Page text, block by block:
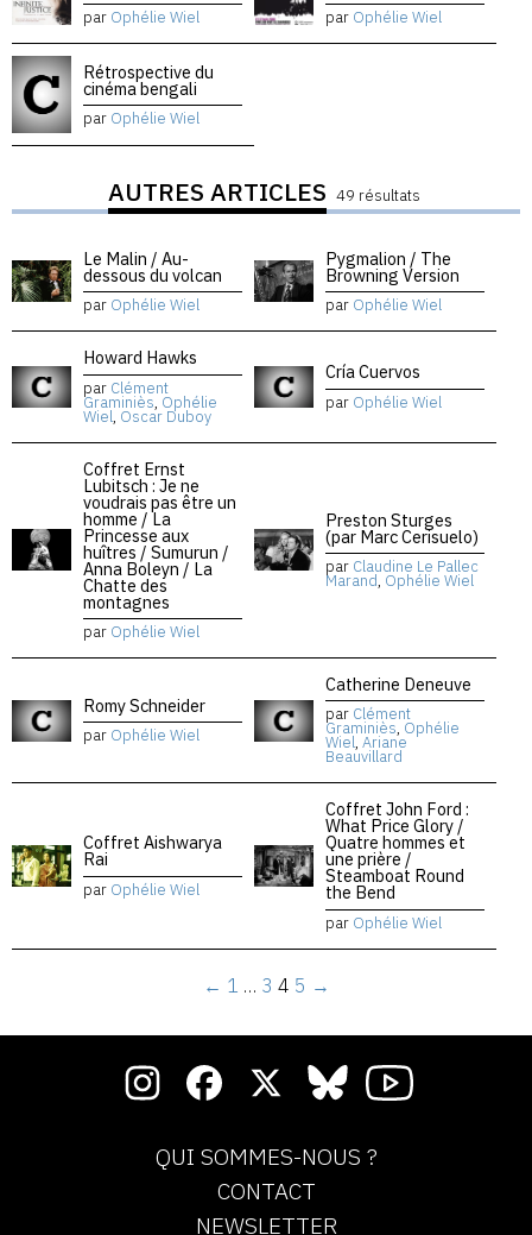
par Ophélie Wiel par Ophélie Wiel
Rétrospective du
cinéma bengali
par Ophélie Wiel
AUTRES ARTICLES 49 résultats
Le Malin / Au-
dessous du volcan
par Ophélie Wiel
Pygmalion / The
Browning Version
par Ophélie Wiel
Howard Hawks
par Clément
Graminiès, Ophélie
Wiel, Oscar Duboy
Cría Cuervos
par Ophélie Wiel
Coffret Ernst
Lubitsch : Je ne
voudrais pas être un
homme / La
Princesse aux
huîtres / Sumurun /
Anna Boleyn / La
Chatte des
montagnes
par Ophélie Wiel
Preston Sturges
(par Marc Cerisuelo)
par Claudine Le Pallec
Marand, Ophélie Wiel
Romy Schneider
par Ophélie Wiel
Catherine Deneuve
par Clément
Graminiès, Ophélie
Wiel, Ariane
Beauvillard
Coffret Aishwarya
Rai
par Ophélie Wiel
Coffret John Ford :
What Price Glory /
Quatre hommes et
une prière /
Steamboat Round
the Bend
par Ophélie Wiel
← 1 … 3 4 5 →
QUI SOMMES-NOUS ?
CONTACT
NEWSLETTER